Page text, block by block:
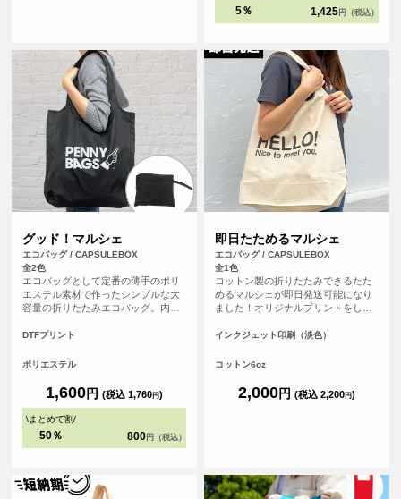
5％ 1,425 円（税込）
グッド！マルシェ
エコバッグ / CAPSULEBOX
全2色
エコバッグとして定番の薄手のポリ
エステル素材で作ったシンプルな大
容量の折りたたみエコバッグ。内ポ
が可能で、ポリエステル素材のため
でかさばらないため人気の高いエコ
DTFプリント
ポリエステル
1,600円 (税込 1,760円)
\まとめて割/
50％ 800 円（税込）
即日たためるマルシェ
エコバッグ / CAPSULEBOX
全1色
コットン製の折りたたみできるたた
めるマルシェが即日発送可能になり
ました！オリジナルプリントをした
文（決済完了）で、その日に発送す
ント、注文し忘れ、すぐに欲しい！
んフルカラープリントしたオリジナ
ルエコバッグが作れます。
インクジェット印刷（淡色）
コットン6oz
2,000円 (税込 2,200円)